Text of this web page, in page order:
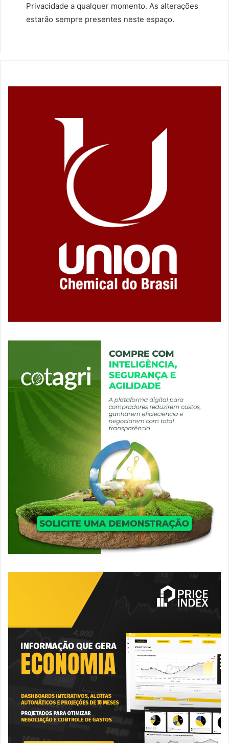
Privacidade a qualquer momento. As alterações
estarão sempre presentes neste espaço.